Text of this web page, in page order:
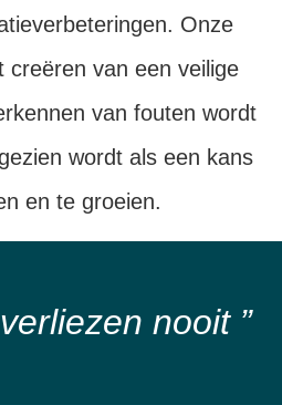
Onze
creëren van een veilige
van fouten wordt
wordt als een kans
en te groeien.
nooit ”